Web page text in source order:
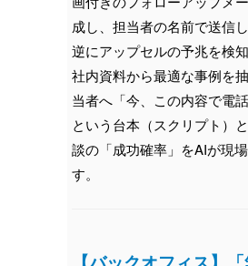
成し、担当者の名前で送信し
逆にアップセルの予兆を検
社内資料から最適な事例を
当者へ「今、この内容で電
という台本（スクリプト）
談の「成功確率」をAIが現
す。